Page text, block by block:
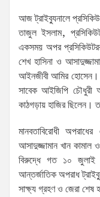
আজ ট্রাইব্যুনালে
তাজুল ইসলাম,
একসময় অপর
শেখ হাসিনা ও
আইনজীবী আমির হোসেন।
সাবেক আইজিপি
কাঠগড়ায় হাজির ছিলেন।
মানবতাবিরোধী
আসাদুজ্জামান খান
বিরুদ্ধে গত ১০
আন্তর্জাতিক অপরাধ
সাক্ষ্য গ্রহণ ও জেরা শেষ